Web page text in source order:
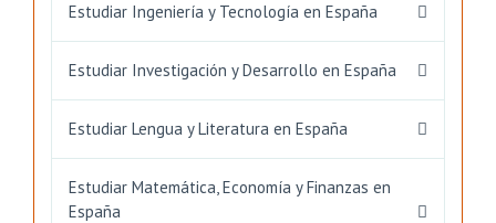
Estudiar Ingeniería y Tecnología en España
Estudiar Investigación y Desarrollo en España
Estudiar Lengua y Literatura en España
Estudiar Matemática, Economía y Finanzas en
España